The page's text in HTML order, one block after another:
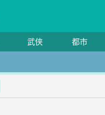
武侠 都市